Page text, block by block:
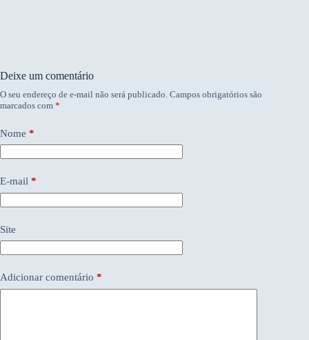
Deixe um comentário
O seu endereço de e-mail não será publicado. Campos obrigatórios são
marcados com *
Nome *
E-mail *
Site
Adicionar comentário *